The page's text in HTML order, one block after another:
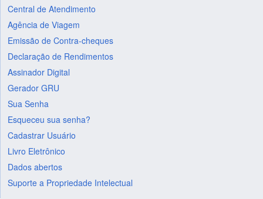
Central de Atendimento
Agência de Viagem
Emissão de Contra-cheques
Declaração de Rendimentos
Assinador Digital
Gerador GRU
Sua Senha
Esqueceu sua senha?
Cadastrar Usuário
Livro Eletrônico
Dados abertos
Suporte a Propriedade Intelectual